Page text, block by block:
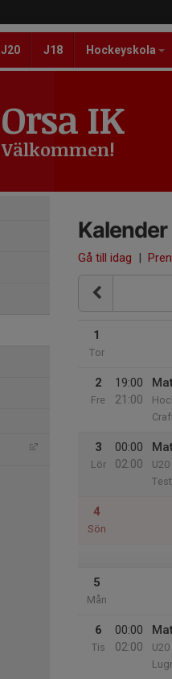
J20 J18 Hockeyskola
Orsa IK
Välkommen!
Kalender
Gå till idag |
1
Tor
2
Fre
19:00
21:00
3
Lör
00:00
02:00
4
Sön
5
Mån
6
Tis
00:00
02:00